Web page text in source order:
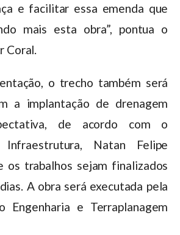
e facilitar essa emenda que
mais esta obra”, pontua o
Coral.
o trecho também será
a implantação de drenagem
de acordo com o
Natan Felipe
os trabalhos sejam finalizados
A obra será executada pela
Engenharia e Terraplanagem